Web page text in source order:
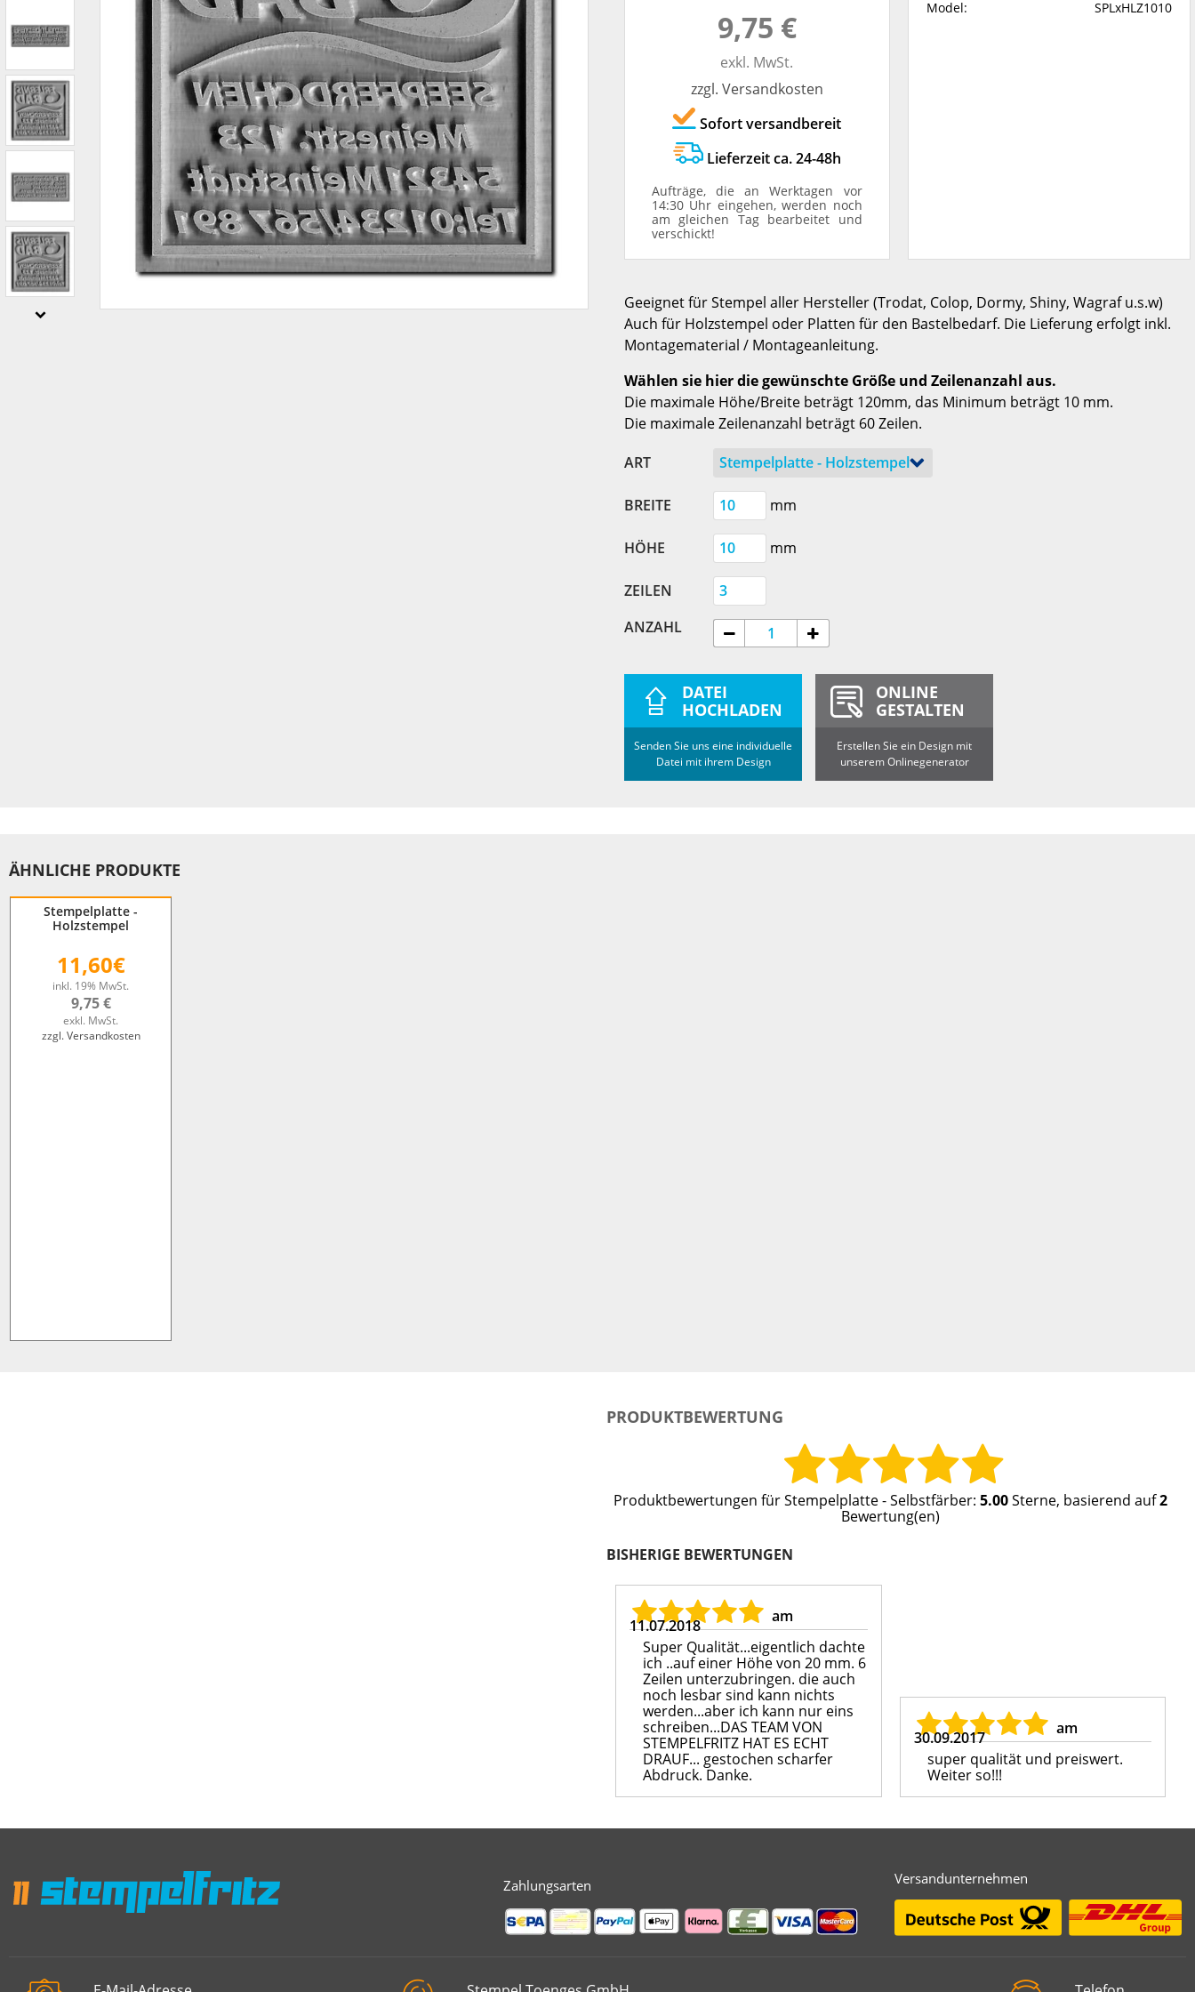
IBAN-BIC-STEMPEL
PRINTY Z. SELBER SETZEN
EASYPRINT LINE
PERSONALISIERTE ADRESSSTEMPEL
STEMPELFRITZ IMPRINT LINE SKYBLUE
TRODAT® CREATIVE MINI STEMPEL
TRODAT® PIXEL STAMP
TRODAT® ID PROTECTOR 9,75 €
exkl. MwSt.
zzgl. Versandkosten
Sofort versandbereit
Lieferzeit ca. 24-48h
Aufträge, die an Werktagen vor
14:30 Uhr eingehen, werden noch
am gleichen Tag bearbeitet und
verschickt!
Model: SPLxHLZ1010
Geeignet für Stempel aller Hersteller (Trodat, Colop, Dormy, Shiny, Wagraf u.s.w)
Auch für Holzstempel oder Platten für den Bastelbedarf. Die Lieferung erfolgt inkl.
Montagematerial / Montageanleitung.
Wählen sie hier die gewünschte Größe und Zeilenanzahl aus.
Die maximale Höhe/Breite beträgt 120mm, das Minimum beträgt 10 mm.
Die maximale Zeilenanzahl beträgt 60 Zeilen.
ART
BREITE mm
HÖHE mm
ZEILEN
ANZAHL
DATEI
HOCHLADEN
Senden Sie uns eine individuelle
Datei mit ihrem Design
ONLINE
GESTALTEN
Erstellen Sie ein Design mit
unserem Onlinegenerator
ÄHNLICHE PRODUKTE
Stempelplatte -
Holzstempel
11,60€
inkl. 19% MwSt.
9,75 €
exkl. MwSt.
zzgl. Versandkosten
PRODUKTBEWERTUNG
Produktbewertungen fürStempelplatte - Selbstfärber: 5.00Sterne, basierend auf2
Bewertung(en)
BISHERIGE BEWERTUNGEN
am
11.07.2018
Super Qualität...eigentlich dachte
ich ..auf einer Höhe von 20 mm. 6
Zeilen unterzubringen. die auch
noch lesbar sind kann nichts
werden...aber ich kann nur eins
schreiben...DAS TEAM VON
STEMPELFRITZ HAT ES ECHT
DRAUF... gestochen scharfer
Abdruck. Danke.
am
30.09.2017
super qualität und preiswert.
Weiter so!!!
Zahlungsarten Versandunternehmen